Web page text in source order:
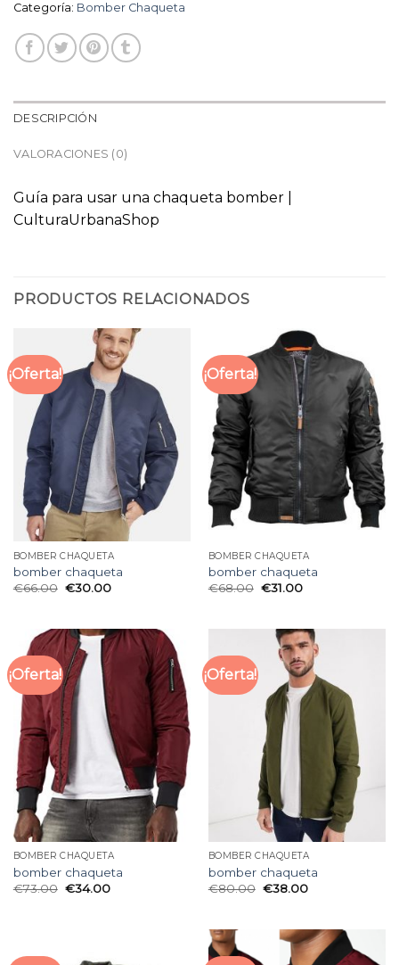
Categoría: Bomber Chaqueta
DESCRIPCIÓN
VALORACIONES (0)
Guía para usar una chaqueta bomber |
CulturaUrbanaShop
PRODUCTOS RELACIONADOS
¡Oferta!
BOMBER CHAQUETA
bomber chaqueta
€66.00 €30.00
¡Oferta!
BOMBER CHAQUETA
bomber chaqueta
€68.00 €31.00
¡Oferta!
BOMBER CHAQUETA
bomber chaqueta
€73.00 €34.00
¡Oferta!
BOMBER CHAQUETA
bomber chaqueta
€80.00 €38.00